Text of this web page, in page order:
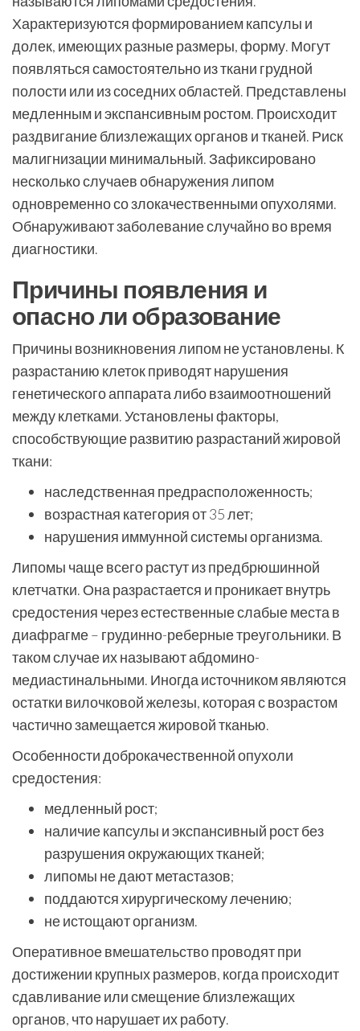
Характеризуются формированием капсулы и
долек, имеющих разные размеры, форму. Могут
появляться самостоятельно из ткани грудной
полости или из соседних областей. Представлены
медленным и экспансивным ростом. Происходит
раздвигание близлежащих органов и тканей. Риск
малигнизации минимальный. Зафиксировано
несколько случаев обнаружения липом
одновременно со злокачественными опухолями.
Обнаруживают заболевание случайно во время
диагностики.
Причины появления и
опасно ли образование
Причины возникновения липом не установлены. К
разрастанию клеток приводят нарушения
генетического аппарата либо взаимоотношений
между клетками. Установлены факторы,
способствующие развитию разрастаний жировой
ткани:
наследственная предрасположенность;
возрастная категория от 35 лет;
нарушения иммунной системы организма.
Липомы чаще всего растут из предбрюшинной
клетчатки. Она разрастается и проникает внутрь
средостения через естественные слабые места в
диафрагме – грудинно-реберные треугольники. В
таком случае их называют абдомино-
медиастинальными. Иногда источником являются
остатки вилочковой железы, которая с возрастом
частично замещается жировой тканью.
Особенности доброкачественной опухоли
средостения:
медленный рост;
наличие капсулы и экспансивный рост без
разрушения окружающих тканей;
липомы не дают метастазов;
поддаются хирургическому лечению;
не истощают организм.
Оперативное вмешательство проводят при
достижении крупных размеров, когда происходит
сдавливание или смещение близлежащих
органов, что нарушает их работу.